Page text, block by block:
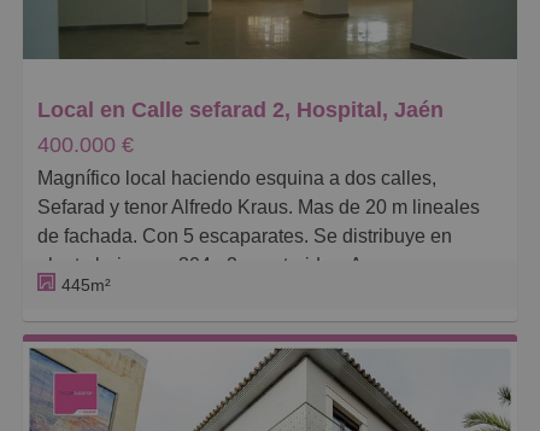
Local en Calle sefarad 2, Hospital, Jaén
400.000 €
Magnífico local haciendo esquina a dos calles,
Sefarad y tenor Alfredo Kraus. Mas de 20 m lineales
de fachada. Con 5 escaparates. Se distribuye en
planta baja, con 304m2 construidos. Acceso zona
diafana y tres despachos, dos baños y cuarto de
limpieza, y planta -1, con 141m2, distribuida en
almacen, espacio diafano y cuartos de servicio.
Climatizacion frio calor centralizada en planta baja.
Suelos en porcelanato y gres. Sistema de alarma y
445m²